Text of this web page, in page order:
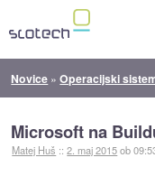
Novice »Operacijski
Microsoft na
Matej Huš ::2. maj 2015ob